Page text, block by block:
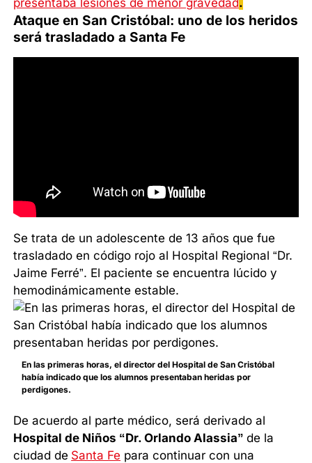
presentaba lesiones de menor gravedad.
Ataque en San Cristóbal: uno de los heridos
será trasladado a Santa Fe
Se trata de un adolescente de 13 años que fue
trasladado en código rojo al Hospital Regional “Dr.
Jaime Ferré”. El paciente se encuentra lúcido y
hemodinámicamente estable.
En las primeras horas, el director del Hospital de San Cristóbal
había indicado que los alumnos presentaban heridas por
perdigones.
De acuerdo al parte médico, será derivado al
Hospital de Niños “Dr. Orlando Alassia”de la
ciudad de Santa Fe para continuar con una